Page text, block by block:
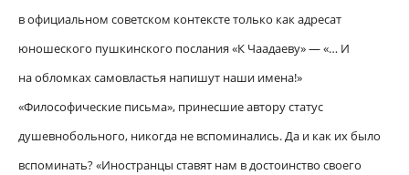
в официальном советском контексте только как адресат
юношеского пушкинского послания «К Чаадаеву» — «… И
на обломках самовластья напишут наши имена!»
«Философические письма», принесшие автору статус
душевнобольного, никогда не вспоминались. Да и как их было
вспоминать? «Иностранцы ставят нам в достоинство своего